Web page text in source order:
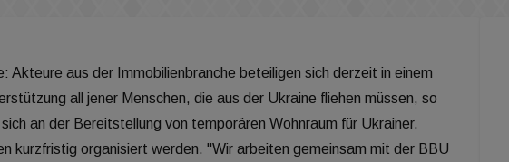
Akteure aus der Immobilienbranche beteiligen sich derzeit in einem
all jener Menschen, die aus der Ukraine fliehen müssen, so
an der Bereitstellung von temporären Wohnraum für Ukrainer.
kurzfristig organisiert werden. "Wir arbeiten gemeinsam mit der BBU